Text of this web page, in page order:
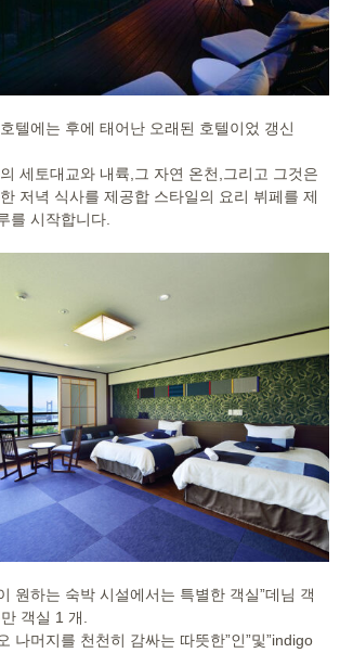
텔에는 후에 태어난 오래된 호텔이었 갱신
세토대교와 내륙,그 자연 온천,그리고 그것은
저녁 식사를 제공합 스타일의 요리 뷔페를 제
를 시작합니다.
원하는 숙박 시설에서는 특별한 객실”데님 객
객실 1 개.
나머지를 천천히 감싸는 따뜻한”인”및”indigo